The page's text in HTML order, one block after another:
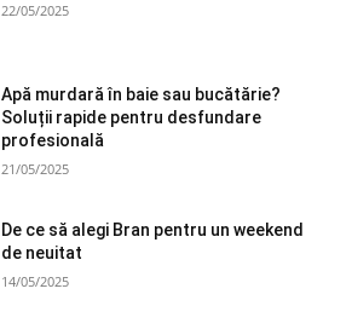
22/05/2025
Apă murdară în baie sau bucătărie?
Soluții rapide pentru desfundare
profesională
21/05/2025
De ce să alegi Bran pentru un weekend
de neuitat
14/05/2025